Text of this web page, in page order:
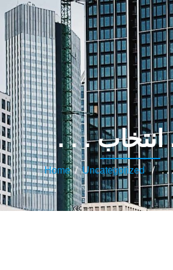
. .
Home/Uncategorized